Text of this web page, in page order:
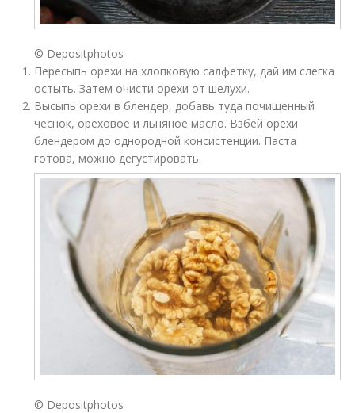
© Depositphotos
Пересыпь орехи на хлопковую салфетку, дай им слегка
остыть. Затем очисти орехи от шелухи.
Высыпь орехи в блендер, добавь туда почищенный
чеснок, ореховое и льняное масло. Взбей орехи
блендером до однородной консистенции. Паста
готова, можно дегустировать.
© Depositphotos